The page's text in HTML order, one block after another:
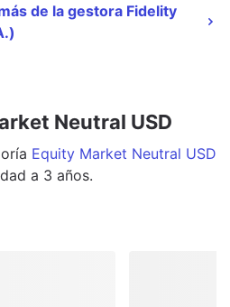
de la gestora Fidelity
Neutral USD
Equity Market Neutral USD
a 3 años.